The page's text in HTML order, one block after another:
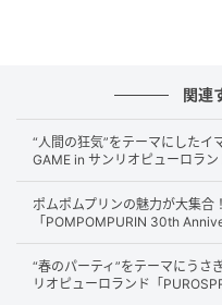
“今、叶えたいこと”を
さをテーマにしたウィ
れぞれの想いを重ねな
特に注目は「ハローキ
ルミネーション「夜空
illumination」
関連
“人間の狂気”をテーマにしたイ
GAME in サンリオピューロラン
ポムポムプリンの魅力が大集合
「POMPOMPURIN 30th
“春のパーティ”をテーマにうさ
リオピューロランド「